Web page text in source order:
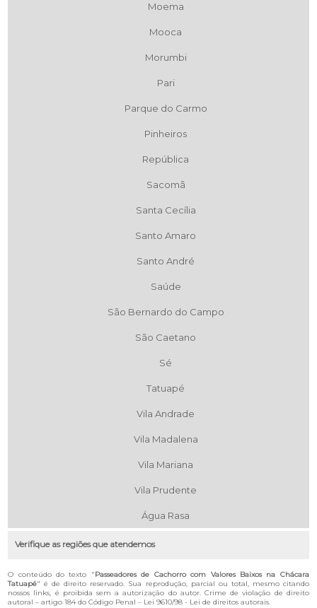
Moema
Mooca
Morumbi
Pari
Parque do Carmo
Pinheiros
República
Sacomã
Santa Cecília
Santo Amaro
Santo André
Saúde
São Bernardo do Campo
São Caetano
Sé
Tatuapé
Vila Andrade
Vila Madalena
Vila Mariana
Vila Prudente
Água Rasa
Verifique as regiões que atendemos
O conteúdo do texto "Passeadores de Cachorro com Valores Baixos na Chácara
Tatuapé" é de direito reservado. Sua reprodução, parcial ou total, mesmo citando
nossos links, é proibida sem a autorização do autor. Crime de violação de direito
autoral – artigo 184 do Código Penal – Lei 9610/98 - Lei de direitos autorais.